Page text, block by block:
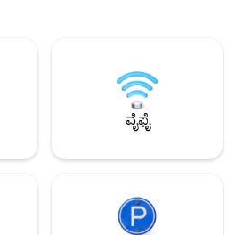
ವೈಫೈ, ವಾಯ್ಸ್
ಪ್ರತ್ಯೇಕ ಶೌಚಾಲಯ,
ನಿಕಟ ವಿಸ್ತರಣೆ.
ಬಾತ್‌ರೂಮ್,
ಕೋಣೆ. ಖಾಸಗಿ
ಪ್ಯಾಡಲ್ ಬೋರ್ಡಿಂಗ್
ವಿಲಕ್ಷಣ
ವೈಫೈ